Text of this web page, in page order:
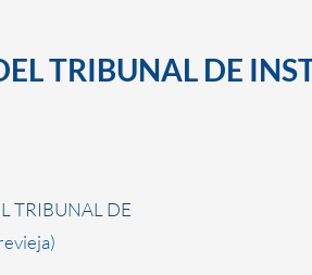
TRIBUNAL DE
TRIBUNAL DE